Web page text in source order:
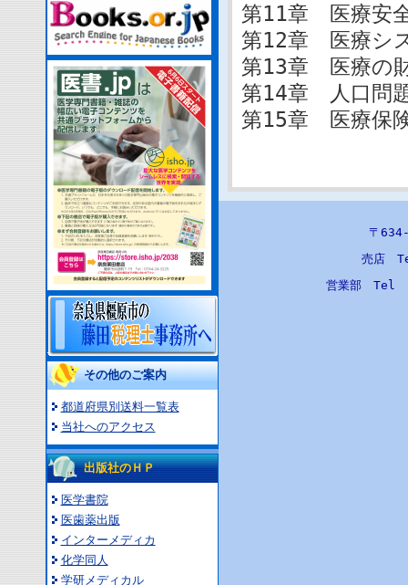
その他のご案内
都道府県別送料一覧表
当社へのアクセス
出版社のＨＰ
医学書院
医歯薬出版
インターメディカ
化学同人
学研メディカル
第11章 医療安
第12章 医療シ
第13章 医療
第14章 人口問
第15章 医療保
〒
売店
営業部 Tel